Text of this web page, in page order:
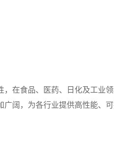
在食品、医药、日化及工业
阔，为各行业提供高性能、可